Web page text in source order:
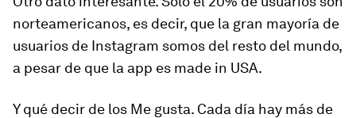
norteamericanos, es decir, que la gran mayoría de
usuarios de Instagram somos del resto del mundo,
a pesar de que la app es made in USA.
Y qué decir de los Me gusta. Cada día hay más de